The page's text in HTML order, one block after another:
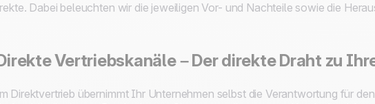
Dabei beleuchten wir die jeweiligen Vor- und Nachteile sowie die
Vertriebskanäle – Der direkte Draht zu
Direktvertrieb übernimmt Ihr Unternehmen selbst die Verantwortung für